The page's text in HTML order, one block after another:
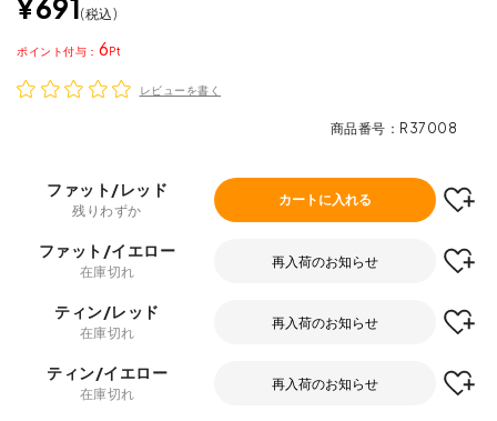
¥691 税込
6
ポイント
レビューを書く
商品番号 R37008
ファット/レッド
残りわずか
カートに入れる
ファット/イエロー
在庫切れ
再入荷のお知らせ
ティン/レッド
在庫切れ
再入荷のお知らせ
ティン/イエロー
在庫切れ
再入荷のお知らせ